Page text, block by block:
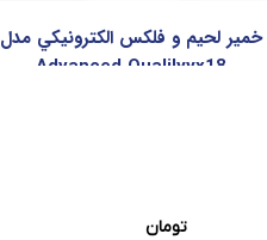
خمير لحيم و فلکس الکترونيکي مدل
Advanced Qualilyyx18
تومان